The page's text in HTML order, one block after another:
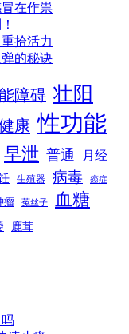
在作祟
拾活力
的秘诀
障碍 壮阳
康 性功能
早泄 普通 月经
生殖器 病毒 癌症
瘤 菟丝子 血糖
鹿茸